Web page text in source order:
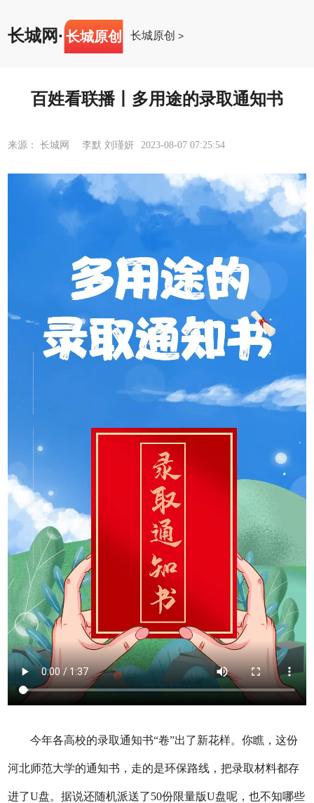
长城网· 长城原创 长城原创 >
百姓看联播丨多用途的录取通知书
来源： 长城网 李默 刘瑾妍 2023-08-07 07:25:54
今年各高校的录取通知书“卷”出了新花样。你瞧，这份
河北师范大学的通知书，走的是环保路线，把录取材料都存
进了U盘。据说还随机派送了50份限量版U盘呢，也不知哪些